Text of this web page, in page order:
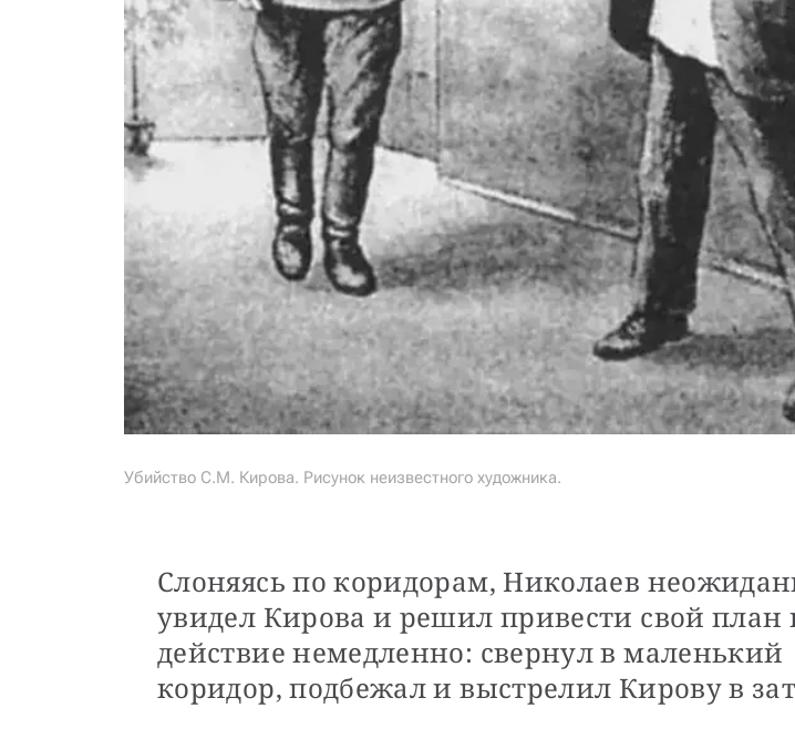
Убийство С.М. Кирова. Рисунок неизвестного художника.
Слоняясь по коридорам, Николаев
увидел Кирова и решил привести свой план
действие немедленно: свернул в маленький
коридор, подбежал и выстрелил Кирову в